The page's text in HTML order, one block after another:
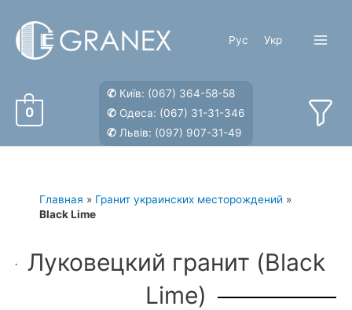
содержимому
Рус Укр
0
✆ Київ: (067) 364-58-58
✆ Одеса: (067) 31-31-346
✆ Львів: (097) 907-31-49
Главная » Гранит украинских месторождений »
Black Lime
Луковецкий гранит (Black
Lime)